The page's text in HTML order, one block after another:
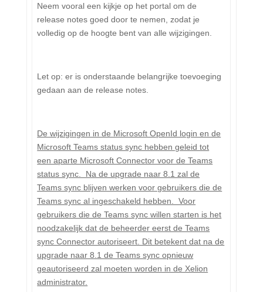
Neem vooral een kijkje op het portal om de
release notes goed door te nemen, zodat je
volledig op de hoogte bent van alle wijzigingen.
Let op: er is onderstaande belangrijke toevoeging
gedaan aan de release notes.
De wijzigingen in de Microsoft OpenId login en de
Microsoft Teams status sync hebben geleid tot
een aparte Microsoft Connector voor de Teams
status sync. Na de upgrade naar 8.1 zal de
Teams sync blijven werken voor gebruikers die de
Teams sync al ingeschakeld hebben. Voor
gebruikers die de Teams sync willen starten is het
noodzakelijk dat de beheerder eerst de Teams
sync Connector autoriseert. Dit betekent dat na de
upgrade naar 8.1 de Teams sync opnieuw
geautoriseerd zal moeten worden in de Xelion
administrator.